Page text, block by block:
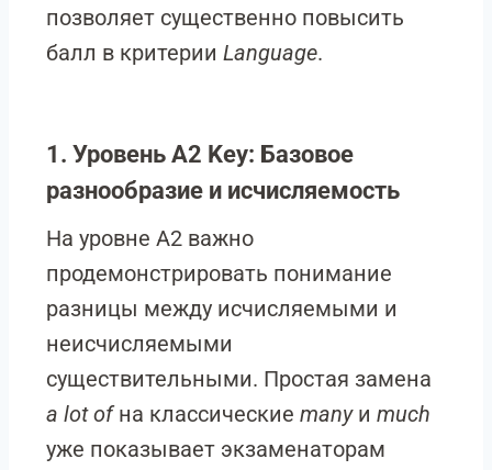
позволяет существенно повысить
балл в критерии Language.
1. Уровень A2 Key: Базовое
разнообразие и исчисляемость
На уровне A2 важно
продемонстрировать понимание
разницы между исчисляемыми и
неисчисляемыми
существительными. Простая замена
a lot ofна классические manyи much
уже показывает экзаменаторам